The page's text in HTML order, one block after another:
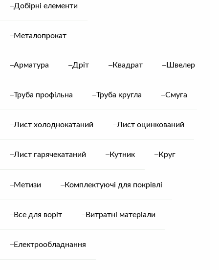
Добірні елементи
Металопрокат
Арматура Дріт Квадрат Швелер
Труба профільна Труба кругла Смуга
Лист холоднокатаний Лист оцинкований
Лист гарячекатаний Кутник Круг
Метизи Комплектуючі для покрівлі
Все для воріт Витратні матеріали
Електрообладнання
Сайдинг (Зруб
Сайдинг
грн. / м²
Сайдинг (Зруб
Сайдинг
грн.